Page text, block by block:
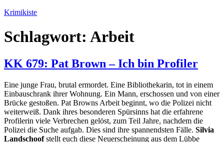
Zum
springen
Krimikiste
Schlagwort: Arbeit
KK 679: Pat Brown – Ich bin Profiler
Eine junge Frau, brutal ermordet. Eine Bibliothekarin, tot in einem
Einbauschrank ihrer Wohnung. Ein Mann, erschossen und von einer
Brücke gestoßen. Pat Browns Arbeit beginnt, wo die Polizei nicht
weiterweiß. Dank ihres besonderen Spürsinns hat die erfahrene
Profilerin viele Verbrechen gelöst, zum Teil Jahre, nachdem die
Polizei die Suche aufgab. Dies sind ihre spannendsten Fälle. Silvia
Landschoofstellt euch diese Neuerscheinung aus dem Lübbe